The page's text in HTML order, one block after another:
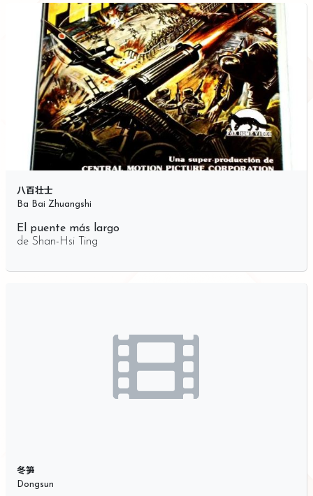
八百壮士
Ba Bai Zhuangshi
El puente más largo
de Shan-Hsi Ting
冬笋
Dongsun